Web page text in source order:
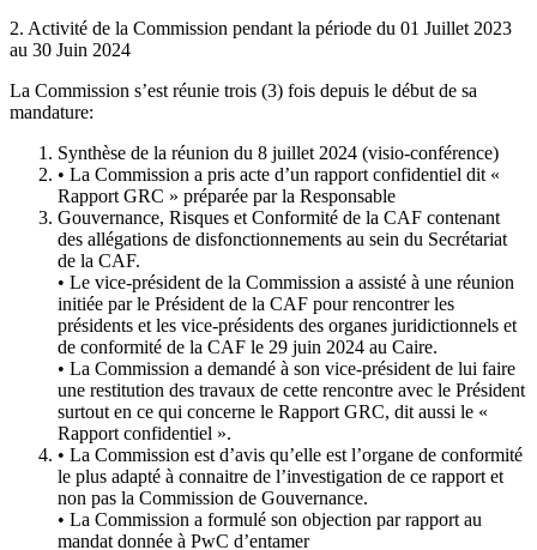
2. Activité de la Commission pendant la période du 01 Juillet 2023
au 30 Juin 2024
La Commission s’est réunie trois (3) fois depuis le début de sa
mandature:
Synthèse de la réunion du 8 juillet 2024 (visio-conférence)
• La Commission a pris acte d’un rapport confidentiel dit «
Rapport GRC » préparée par la Responsable
Gouvernance, Risques et Conformité de la CAF contenant
des allégations de disfonctionnements au sein du Secrétariat
de la CAF.
• Le vice-président de la Commission a assisté à une réunion
initiée par le Président de la CAF pour rencontrer les
présidents et les vice-présidents des organes juridictionnels et
de conformité de la CAF le 29 juin 2024 au Caire.
• La Commission a demandé à son vice-président de lui faire
une restitution des travaux de cette rencontre avec le Président
surtout en ce qui concerne le Rapport GRC, dit aussi le «
Rapport confidentiel ».
• La Commission est d’avis qu’elle est l’organe de conformité
le plus adapté à connaitre de l’investigation de ce rapport et
non pas la Commission de Gouvernance.
• La Commission a formulé son objection par rapport au
mandat donnée à PwC d’entamer